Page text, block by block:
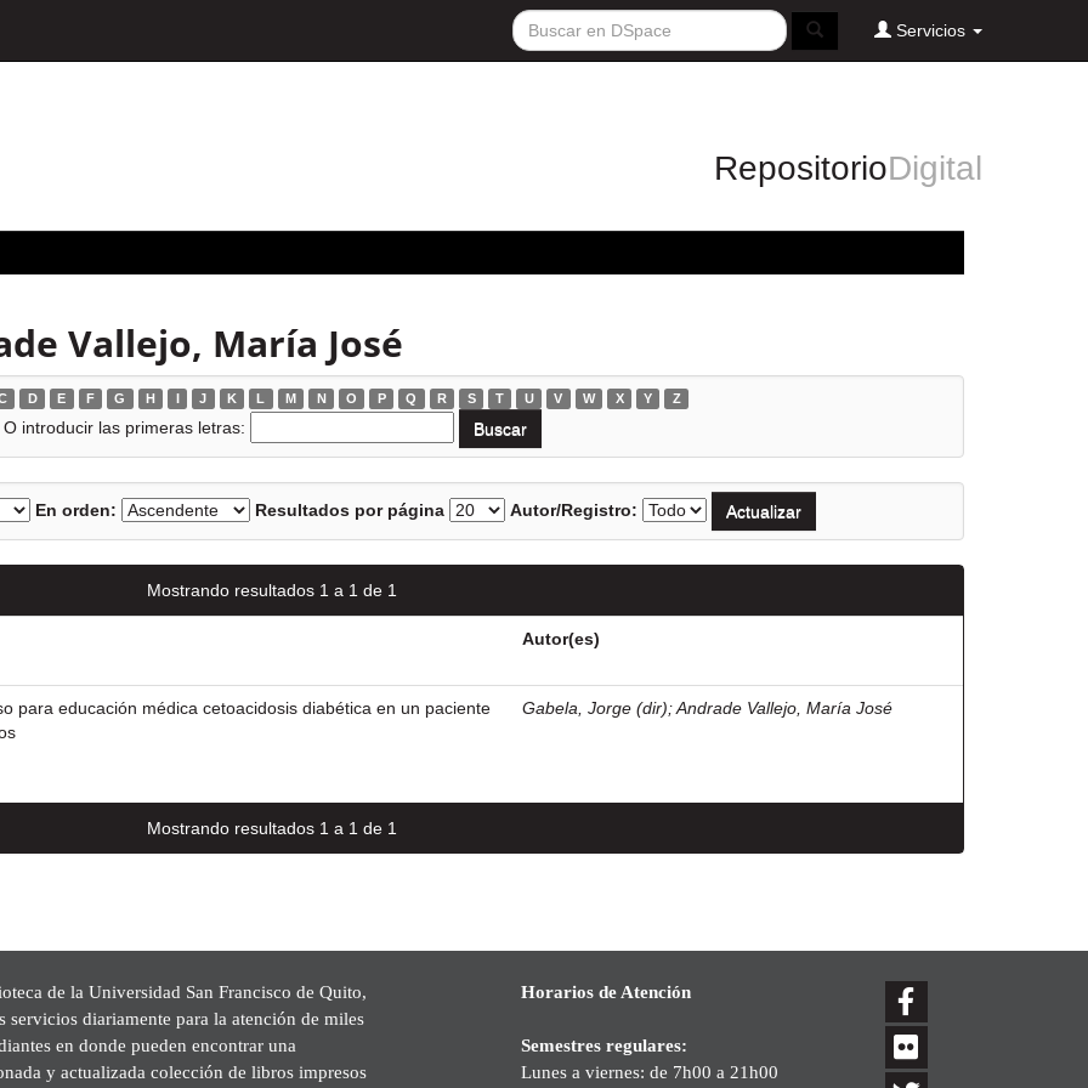
Servicios
RepositorioDigital
Vallejo, María José
D E F G H I J K L M N O P Q R S T U V W X Y Z
O introducir las primeras letras:
En orden: Resultados por página Autor/Registro:
Mostrando resultados 1 a 1 de 1
Autor(es)
para educación médica cetoacidosis diabética en un paciente
Gabela, Jorge (dir);Andrade Vallejo, María José
Mostrando resultados 1 a 1 de 1
de la Universidad San Francisco de Quito,
servicios diariamente para la atención de miles
en donde pueden encontrar una
y actualizada colección de libros impresos
Horarios de Atención
Semestres regulares:
Lunes a viernes: de 7h00 a 21h00